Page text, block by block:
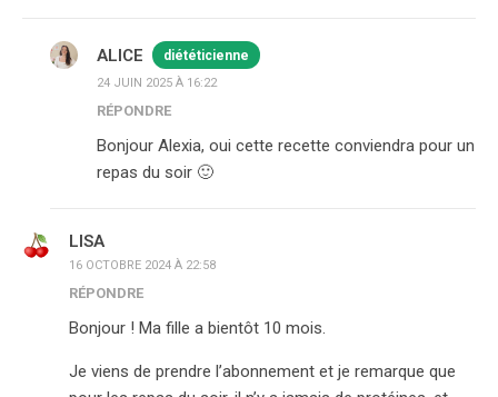
ALICE diététicienne
24 JUIN 2025 À 16:22
RÉPONDRE
Bonjour Alexia, oui cette recette conviendra pour un
repas du soir 🙂
LISA
16 OCTOBRE 2024 À 22:58
RÉPONDRE
Bonjour ! Ma fille a bientôt 10 mois.
Je viens de prendre l’abonnement et je remarque que